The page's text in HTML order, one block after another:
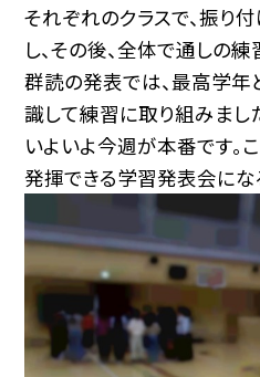
それぞれのクラスで、振り
し、その後、全体で通しの練
群読の発表では、最高学年
識して練習に取り組みまし
いよいよ今週が本番です。
発揮できる学習発表会にな